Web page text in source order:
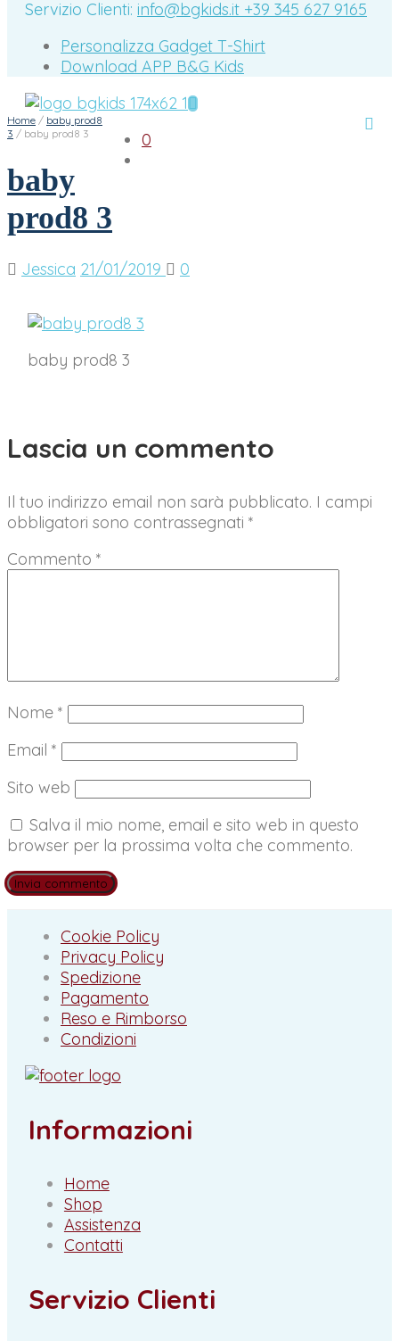
Servizio Clienti: info@bgkids.it +39 345 627 9165
Personalizza Gadget T-Shirt
Download APP B&G Kids
0
Home / baby prod8
3 / baby prod8 3
baby
prod8 3
Jessica 21/01/2019 0
baby prod8 3
Lascia un commento
Il tuo indirizzo email non sarà pubblicato. I campi
obbligatori sono contrassegnati *
Commento *
Nome *
Email *
Sito web
Salva il mio nome, email e sito web in questo
browser per la prossima volta che commento.
Cookie Policy
Privacy Policy
Spedizione
Pagamento
Reso e Rimborso
Condizioni
Informazioni
Home
Shop
Assistenza
Contatti
Servizio Clienti